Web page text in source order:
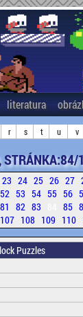
literatura
r s t u v
23 24 25 26 27
52 53 54 55 56
81 82 83 85
107 108 109 110
Puzzles